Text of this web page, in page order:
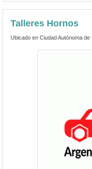
Talleres Hornos
Ubicado en Ciudad Autónoma de